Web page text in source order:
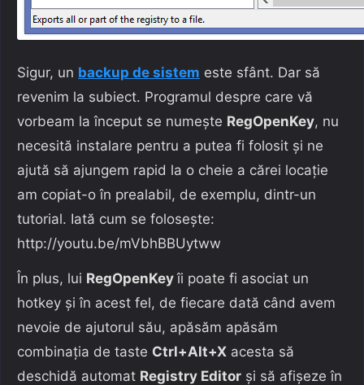
Sigur, un backup de sistem este sfânt. Dar să
revenim la subiect. Programul despre care vă
vorbeam la început se numește RegOpenKey, nu
necesită instalare pentru a putea fi folosit și ne
ajută să ajungem rapid la o cheie a cărei locație
am copiat-o în prealabil, de exemplu, dintr-un
tutorial. Iată cum se folosește:
http://youtu.be/mVbhBBUytww
În plus, lui RegOpenKeyîi poate fi asociat un
hotkey și în acest fel, de fiecare dată când avem
nevoie de ajutorul său, apăsăm apăsăm
combinația de taste Ctrl+Alt+X acesta să
deschidă automat Registry Editor și să afișeze în